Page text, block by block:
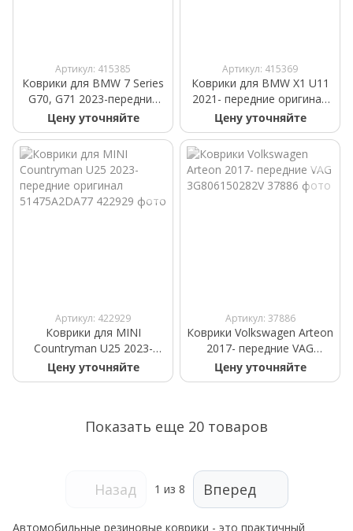
Артикул: 415385
Коврики для BMW 7 Series
G70, G71 2023-передние
51475A56C40 с опцией
04F4
Цену уточняйте
Артикул: 415369
Коврики для BMW X1 U11
2021- передние оригинал
51475A2DA74
Цену уточняйте
Артикул: 422929
Коврики для MINI
Countryman U25 2023-
передние оригинал
51475A2DA77
Цену уточняйте
Артикул: 37886
Коврики Volkswagen Arteon
2017- передние VAG
3G806150282V
Цену уточняйте
Показать еще 20 товаров
Назад 1 из 8 Вперед
Автомобильные резиновые коврики - это практичный